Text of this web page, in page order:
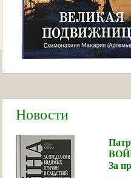
Новости
За